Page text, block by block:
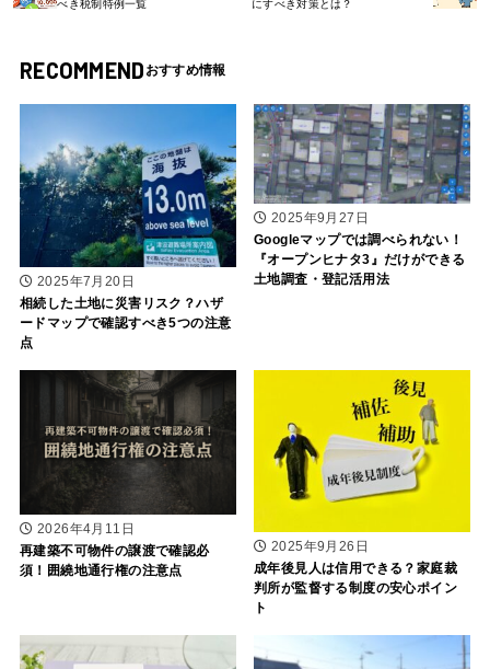
べき税制特例一覧 にすべき対策とは？
RECOMMEND
2025年7月20日
相続した土地に災害リスク？ハザ
ードマップで確認すべき5つの注意
点
2025年9月27日
Googleマップでは調べられない！
『オープンヒナタ3』だけができる
土地調査・登記活用法
2026年4月11日
再建築不可物件の譲渡で確認必
須！囲繞地通行権の注意点
2025年9月26日
成年後見人は信用できる？家庭裁
判所が監督する制度の安心ポイン
ト